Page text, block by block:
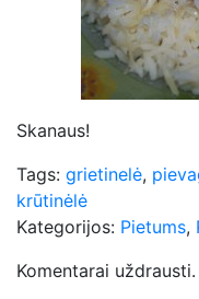
Skanaus!
Tags: grietinelė,
krūtinėlė
Kategorijos: Pietums,
Komentarai uždrausti.